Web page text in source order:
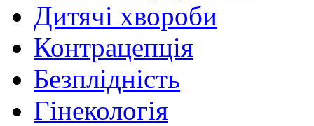
Дитячі хвороби
Контрацепція
Безплідність
Гінекологія